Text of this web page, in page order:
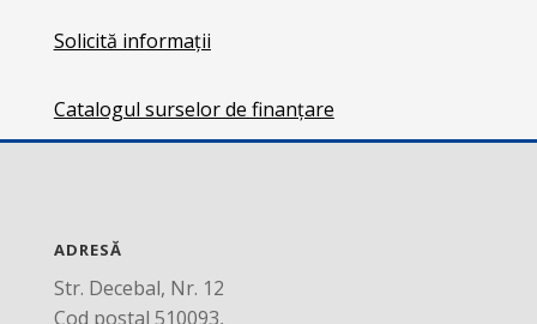
Solicită informații
Catalogul surselor de finanțare
ADRESĂ
Str. Decebal, Nr. 12
Cod postal 510093,